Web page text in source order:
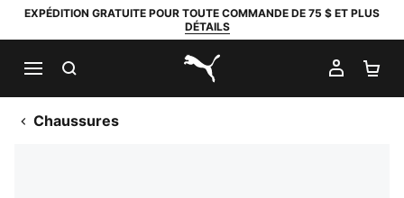
EXPÉDITION GRATUITE POUR TOUTE COMMANDE DE 75 $ ET PLUS
DÉTAILS
PUMA.com
MON
Chaussures